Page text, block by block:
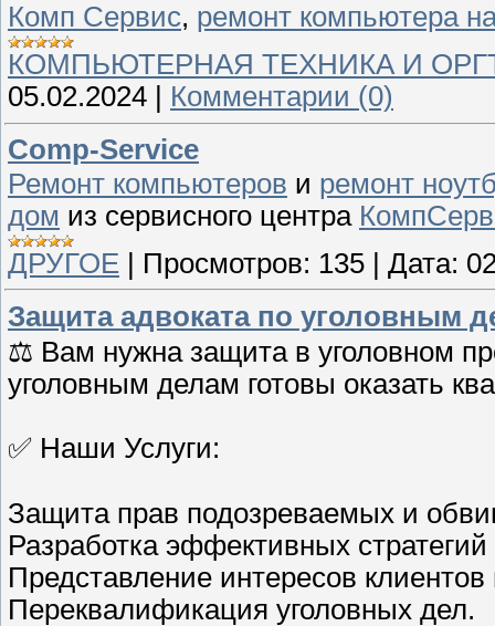
Комп Сервис, ремонт компьютера
КОМПЬЮТЕРНАЯ ТЕХНИКА И
05.02.2024
Комментарии (0)
Comp-Service
Ремонт компьютеров и ремонт
дом из сервисного центра
ДРУГОЕ
Просмотров: 135 Дата:
Защита адвоката по уголовным
‍⚖️ Вам нужна защита в уголовном
уголовным делам готовы оказать
✅ Наши Услуги:
Защита прав подозреваемых и
Разработка эффективных
Представление интересов клиентов
Переквалификация уголовных дел.